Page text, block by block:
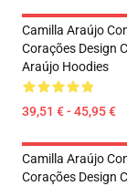
Camilla Araújo
Corações Design
Araújo Hoodies
39,51 € - 45,95 €
Camilla Araújo
Corações Design